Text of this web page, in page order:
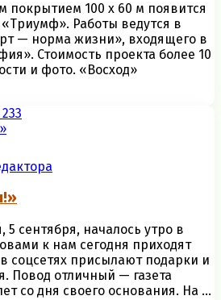
покрытием 100 х 60 м появится
Работы ведутся в
— норма жизни», входящего в
Стоимость проекта более 10
и фото. «Восход»
233
5 сентября, началось утро в
к нам сегодня приходят
соцсетях присылают подарки и
Повод отличный — газета
со дня своего основания. На ...